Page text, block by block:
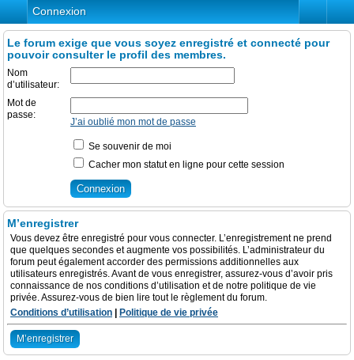
Connexion
Le forum exige que vous soyez enregistré et connecté pour
pouvoir consulter le profil des membres.
Nom
d’utilisateur:
Mot de
passe:
J’ai oublié mon mot de passe
Se souvenir de moi
Cacher mon statut en ligne pour cette session
M’enregistrer
Vous devez être enregistré pour vous connecter. L’enregistrement ne prend
que quelques secondes et augmente vos possibilités. L’administrateur du
forum peut également accorder des permissions additionnelles aux
utilisateurs enregistrés. Avant de vous enregistrer, assurez-vous d’avoir pris
connaissance de nos conditions d’utilisation et de notre politique de vie
privée. Assurez-vous de bien lire tout le règlement du forum.
Conditions d’utilisation
Politique de vie privée
M’enregistrer